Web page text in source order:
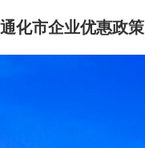
通化市企业优惠政策